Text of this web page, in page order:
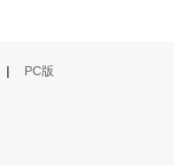
| PC版